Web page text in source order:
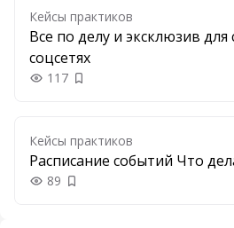
Кейсы практиков
Все по делу и эксклюзив
соцсетях
117 Добавить в закладки
Кейсы практиков
Расписание событий Что
89 Добавить в закладки